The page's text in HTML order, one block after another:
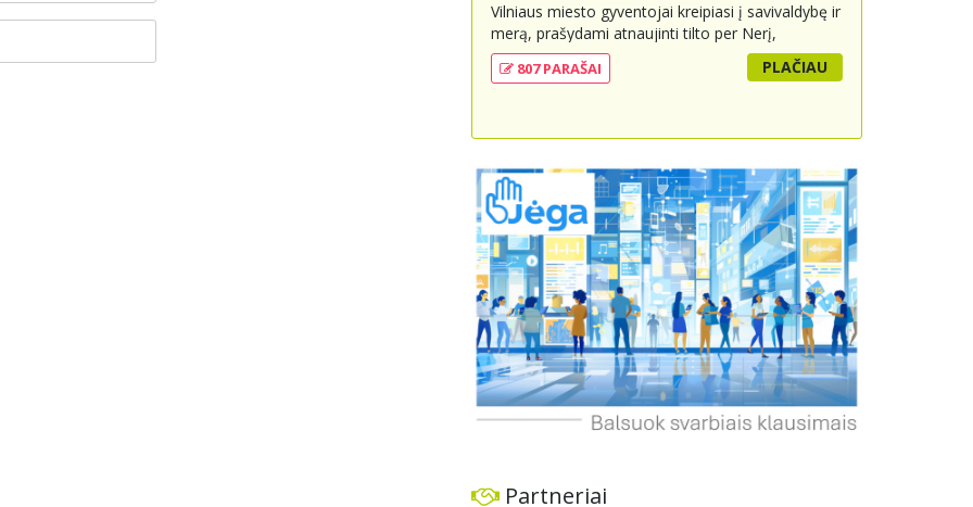
Vilniaus miesto gyventojai kreipiasi į savivaldybę ir
merą, prašydami atnaujinti tilto per Nerį,
jungiančio Balsių ir Valakampių kryptis, projektą ir
įtraukti jį į miesto strateginius susisiekimo planus.
plėtrą bei darnų judumą, suteikdamas daugiau
susisiekimo galimybių tiek automobiliams, tiek
viešajam transportui, pėstiesiems ir
dviratininkams. Gyventojai ragina atlikti techninę,
ekonominę ir transporto analizę, organizuoti
viešas konsultacijas ir integruoti projektą į
ilgalaikius miesto planus, siekiant užtikrinti
transporto sistemos patikimumą ir prisitaikymą
prie sparčiai augančio miesto poreikių.
807 PARAŠAI PLAČIAU
Partneriai